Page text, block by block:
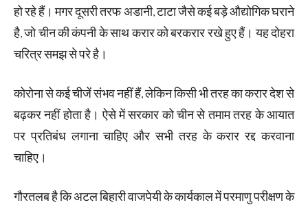
हो रहे हैं। मगर दूसरी तरफ अडानी, टाटा जैसे कई बड़े औद्योगिक घराने
है, जो चीन की कंपनी के साथ करार को बरकरार रखे हुए हैं। यह दोहरा
चरित्र समझ से परे है।
कोरोना से कई चीजें संभव नहीं हैं, लेकिन किसी भी तरह का करार देश से
बढ़कर नहीं होता है। ऐसे में सरकार को चीन से तमाम तरह के आयात
पर प्रतिबंध लगाना चाहिए और सभी तरह के करार रद्द करवाना
चाहिए।
गौरतलब है कि अटल बिहारी वाजपेयी के कार्यकाल में परमाणु परीक्षण के